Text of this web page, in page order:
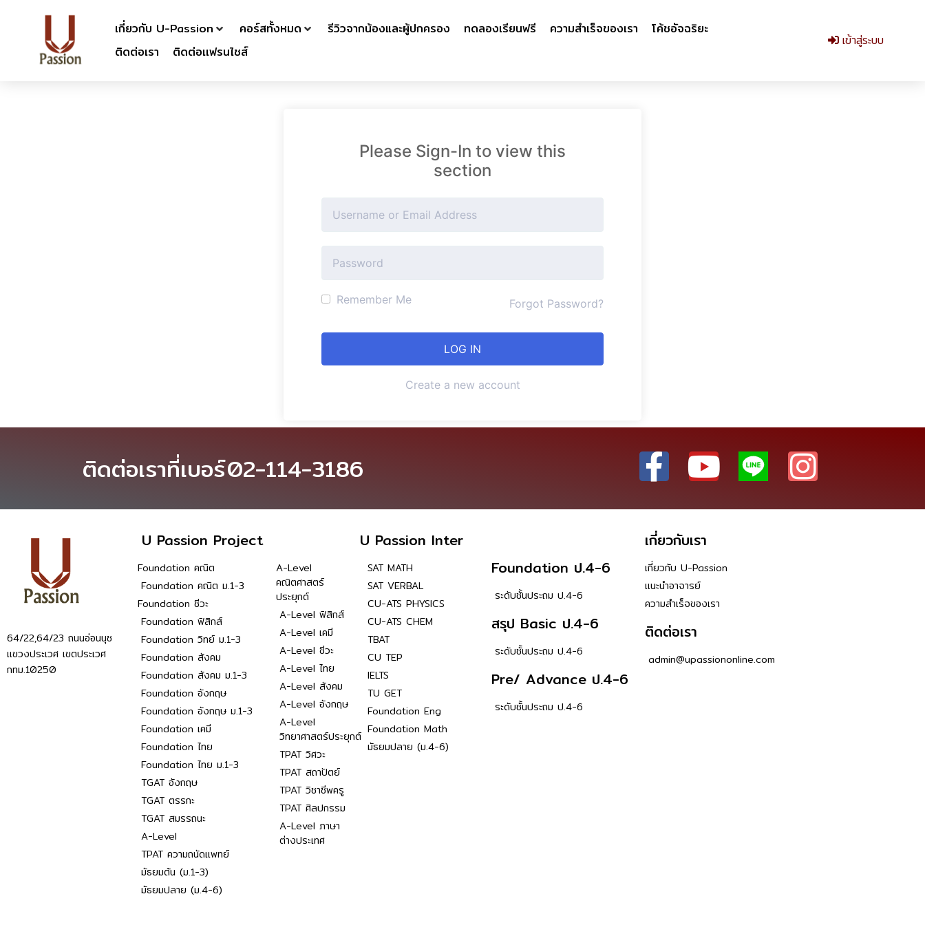
เกี่ยวกับ U-Passion คอร์สทั้งหมด รีวิวจากน้องและผู้ปกครอง ทดลองเรียนฟรี ความสำเร็จของเรา
โค้ชอัจฉริยะ
ติดต่อเรา
ติดต่อเเฟรนไชส์
เข้าสู่ระบบ
Please Sign-In to view this
section
Remember Me Forgot Password?
Create a new account
ติดต่อเราที่เบอร์02-114-3186
U Passion Project U Passion Inter เกี่ยวกับเรา
64/22,64/23 ถนนอ่อนนุช
แขวงประเวศ เขตประเวศ
กทม.10250
Foundation คณิต
Foundation คณิต ม.1-3
Foundation ชีวะ
Foundation ฟิสิกส์
Foundation วิทย์ ม.1-3
Foundation สังคม
Foundation สังคม ม.1-3
Foundation อังกฤษ
Foundation อังกฤษ ม.1-3
Foundation เคมี
Foundation ไทย
Foundation ไทย ม.1-3
TGAT อังกฤษ
TGAT ตรรกะ
TGAT สมรรถนะ
A-Level
TPAT ความถนัดแพทย์
มัธยมต้น (ม.1-3)
มัธยมปลาย (ม.4-6)
A-Level
คณิตศาสตร์
ประยุกต์
A-Level ฟิสิกส์
A-Level เคมี
A-Level ชีวะ
A-Level ไทย
A-Level สังคม
A-Level อังกฤษ
A-Level
วิทยาศาสตร์ประยุกต์
TPAT วิศวะ
TPAT สถาปัตย์
TPAT วิชาชีพครู
TPAT ศิลปกรรม
A-Level ภาษา
ต่างประเทศ
SAT MATH
SAT VERBAL
CU-ATS PHYSICS
CU-ATS CHEM
TBAT
CU TEP
IELTS
TU GET
Foundation Eng
Foundation Math
มัธยมปลาย (ม.4-6)
Foundation ป.4-6
ระดับชั้นประถม ป.4-6
สรุป Basic ป.4-6
ระดับชั้นประถม ป.4-6
Pre/ Advance ป.4-6
ระดับชั้นประถม ป.4-6
เกี่ยวกับ U-Passion
แนะนำอาจารย์
ความสำเร็จของเรา
ติดต่อเรา
admin@upassiononline.com